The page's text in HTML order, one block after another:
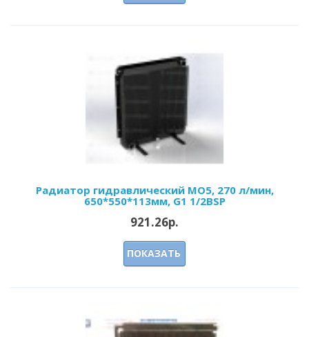
Радиатор гидравлический МО5, 270 л/мин,
650*550*113мм, G1 1/2BSP
921.26р.
ПОКАЗАТЬ